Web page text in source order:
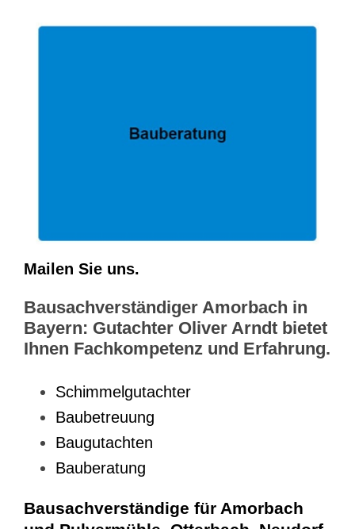
Mailen Sie uns.
Bausachverständiger Amorbach in
Bayern: Gutachter Oliver Arndt bietet
Ihnen Fachkompetenz und Erfahrung.
Schimmelgutachter
Baubetreuung
Baugutachten
Bauberatung
Bausachverständige für Amorbach